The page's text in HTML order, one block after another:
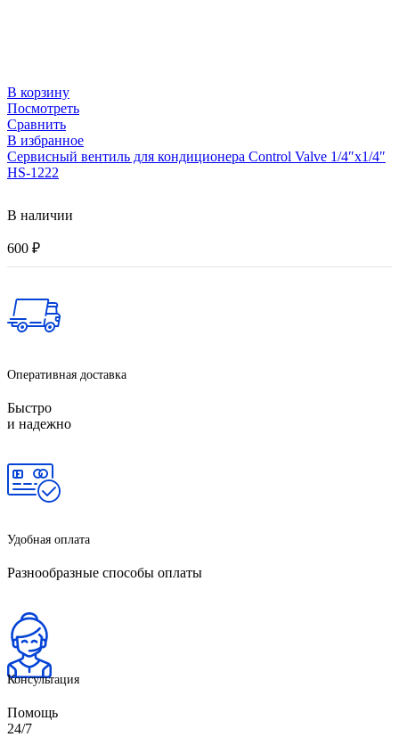
В корзину
Посмотреть
Сравнить
В избранное
Сервисный вентиль для кондиционера Control Valve 1/4″х1/4″
HS-1222
В наличии
600 ₽
Оперативная доставка
Быстро
и надежно
Удобная оплата
Разнообразные способы оплаты
Консультация
Помощь
24/7